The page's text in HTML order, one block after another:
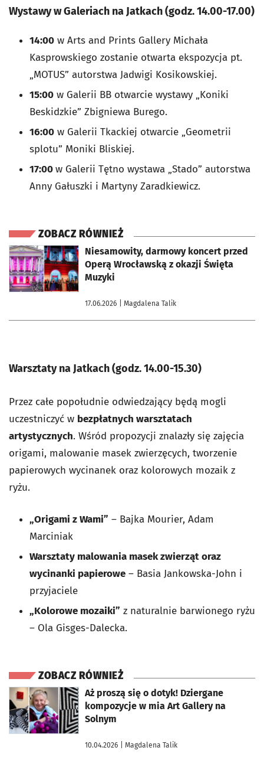
Wystawy w Galeriach na Jatkach (godz. 14.00-17.00)
14:00 w Arts and Prints Gallery Michała
Kasprowskiego zostanie otwarta ekspozycja pt.
„MOTUS” autorstwa Jadwigi Kosikowskiej.
15:00 w Galerii BB otwarcie wystawy „Koniki
Beskidzkie” Zbigniewa Burego.
16:00 w Galerii Tkackiej otwarcie „Geometrii
splotu” Moniki Bliskiej.
17:00w Galerii Tętno wystawa „Stado” autorstwa
Anny Gałuszki i Martyny Zaradkiewicz.
ZOBACZ RÓWNIEŻ
Niesamowity, darmowy koncert przed
Operą Wrocławską z okazji Święta
Muzyki
17.06.2026 | Magdalena Talik
otworzy się w nowej karcie
Warsztaty na Jatkach (godz. 14.00-15.30)
Przez całe popołudnie odwiedzający będą mogli
uczestniczyć w bezpłatnych warsztatach
artystycznych. Wśród propozycji znalazły się zajęcia
origami, malowanie masek zwierzęcych, tworzenie
papierowych wycinanek oraz kolorowych mozaik z
ryżu.
„Origami z Wami” – Bajka Mourier, Adam
Marciniak
Warsztaty malowania masek zwierząt oraz
wycinanki papierowe – Basia Jankowska-John i
przyjaciele
„Kolorowe mozaiki” z naturalnie barwionego ryżu
– Ola Gisges-Dalecka.
ZOBACZ RÓWNIEŻ
Aż proszą się o dotyk! Dziergane
kompozycje w mia Art Gallery na
Solnym
10.04.2026 | Magdalena Talik
otworzy się w nowej karcie